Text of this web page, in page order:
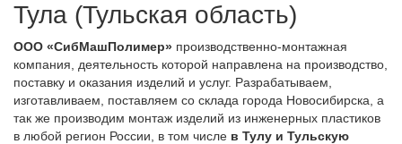
Тула (Тульская область)
ООО «СибМашПолимер» производственно-монтажная
компания, деятельность которой направлена на производство,
поставку и оказания изделий и услуг. Разрабатываем,
изготавливаем, поставляем со склада города Новосибирска, а
так же производим монтаж изделий из инженерных пластиков
в любой регион России, в том числе в Тулу и Тульскую